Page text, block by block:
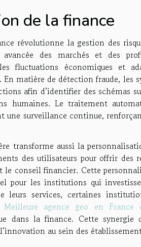
de la finance
révolutionne la gestion des
avancée des marchés et des
fluctuations économiques et
En matière de détection fraude,
afin d’identifier des schémas
humaines. Le traitement
une surveillance continue,
transforme aussi la
des utilisateurs pour offrir des
conseil financier. Cette
pour les institutions qui
leurs services, certaines
Meilleure agence geo en France
dans la finance. Cette synergie
au sein des